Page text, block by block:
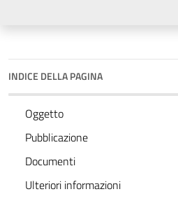
INDICE DELLA PAGINA
Oggetto
Pubblicazione
Documenti
Ulteriori informazioni